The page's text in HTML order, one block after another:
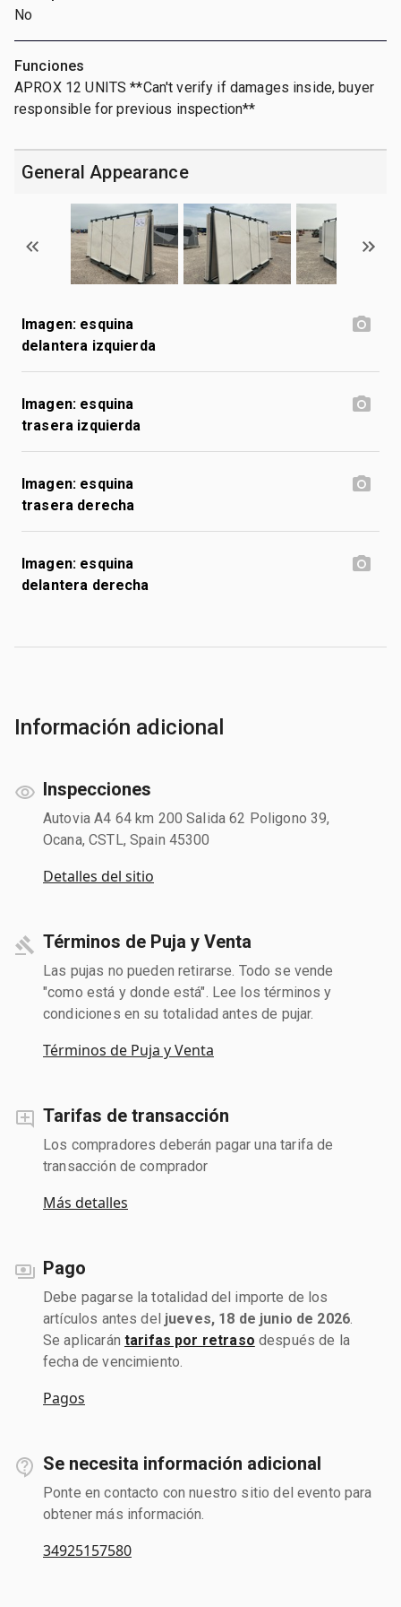
No
Funciones
APROX 12 UNITS **Can't verify if damages inside, buyer
responsible for previous inspection**
General Appearance
Imagen: esquina
delantera izquierda
Imagen: esquina
trasera izquierda
Imagen: esquina
trasera derecha
Imagen: esquina
delantera derecha
Información adicional
Inspecciones
Autovia A4 64 km 200 Salida 62 Poligono 39,
Ocana, CSTL, Spain 45300
Detalles del sitio
Términos de Puja y Venta
Las pujas no pueden retirarse. Todo se vende
"como está y donde está". Lee los términos y
condiciones en su totalidad antes de pujar.
Términos de Puja y Venta
Tarifas de transacción
Los compradores deberán pagar una tarifa de
transacción de comprador
Más detalles
Pago
Debe pagarse la totalidad del importe de los
artículos antes del jueves, 18 de junio de 2026
Se aplicarán tarifas por retraso después de la
fecha de vencimiento.
Pagos
Se necesita información adicional
Ponte en contacto con nuestro sitio del evento para
obtener más información.
34925157580